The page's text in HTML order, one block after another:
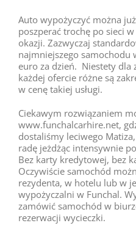
Auto wypożyczyć można
poszperać trochę po sieci
okazji. Zazwyczaj
najmniejszego samochodu
euro za dzień. Niestety dla
każdej ofercie różne są
w cenę takiej usługi.
Ciekawym rozwiązaniem
www.funchalcarhire.net,
dostaliśmy leciwego
radę jeżdżąc intensywnie
Bez karty kredytowej, bez
Oczywiście samochód
rezydenta, w hotelu lub w
wypożyczalni w Funchal.
zamówić samochód w
rezerwacji wycieczki.